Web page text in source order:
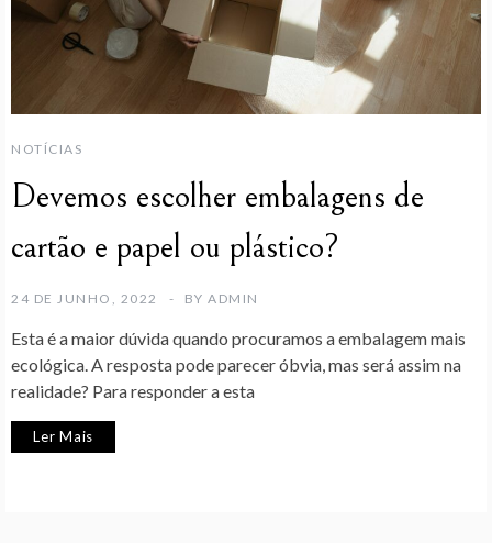
NOTÍCIAS
Devemos escolher embalagens de
cartão e papel ou plástico?
24 DE JUNHO, 2022 BY ADMIN
Esta é a maior dúvida quando procuramos a embalagem mais
ecológica. A resposta pode parecer óbvia, mas será assim na
realidade? Para responder a esta
Ler Mais